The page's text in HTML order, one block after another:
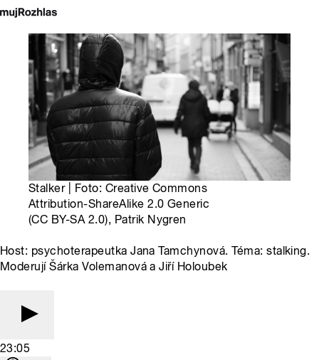
Stalker | Foto: Creative Commons
Attribution-ShareAlike 2.0 Generic
(CC BY-SA 2.0), Patrik Nygren
Host: psychoterapeutka Jana Tamchynová. Téma: stalking.
Moderují Šárka Volemanová a Jiří Holoubek
23:05